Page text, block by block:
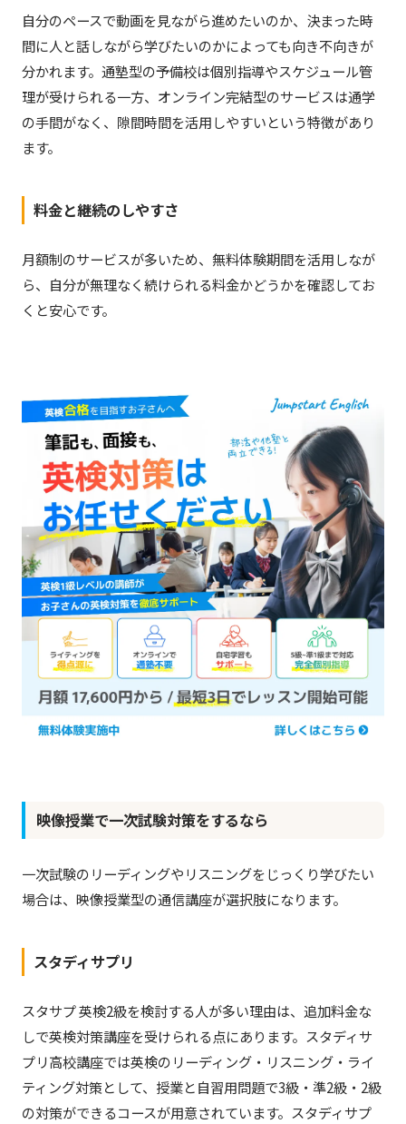
自分のペースで動画を見ながら進めたいのか、決まった時
間に人と話しながら学びたいのかによっても向き不向きが
分かれます。通塾型の予備校は個別指導やスケジュール管
理が受けられる一方、オンライン完結型のサービスは通学
の手間がなく、隙間時間を活用しやすいという特徴があり
ます。
料金と継続のしやすさ
月額制のサービスが多いため、無料体験期間を活用しなが
ら、自分が無理なく続けられる料金かどうかを確認してお
くと安心です。
映像授業で一次試験対策をするなら
一次試験のリーディングやリスニングをじっくり学びたい
場合は、映像授業型の通信講座が選択肢になります。
スタディサプリ
スタサプ 英検2級を検討する人が多い理由は、追加料金な
しで英検対策講座を受けられる点にあります。スタディサ
プリ高校講座では英検のリーディング・リスニング・ライ
ティング対策として、授業と自習用問題で3級・準2級・2級
の対策ができるコースが用意されています。スタディサプ